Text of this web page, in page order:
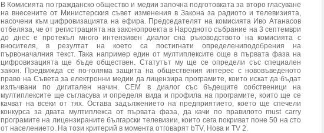
В Комисията по гражданско общество и медии започна подготовката за второ гласуване
на внесените от Министерския съвет изменения в Закона за радиото и телевизията,
насочени към цифровизацията на ефира. Председателят на комисията Иво Атанасов
отбеляза, че от регистрацията на законопроекта в Народното събрание на 3 септември
до днес е протекъл много интензивен диалог сна ръководството на комисията с
вносителя, в резултат на което са постигнати определениподобрения на
първоначалния текст. Така например един от мултиплексите още в първата фаза на
цифровизацията ще бъде обществен. Статутът му ще се определи със специален
закон. Предвижда се по-голяма защита на обществения интерес с нововъведеното
право на Съвета за електронни медии да лицензира програмите, които искат да бъдат
излъчвани по дигитален начин. СЕМ в диалог със бъдещите собственици на
мултиплексите ще съгласува и определя вида и профила на програмите, които ще се
качват на всеки от тях. Остава задължението на предприятието, което ще спечели
конкурса за двата мултиплекса от първата фаза, да качи по правилото must carry
програмите на лицензираните български телевизии, които сега покриват поне 50 на сто
от населението. На този критерий в момента отговарят bTV, Нова и TV 2.